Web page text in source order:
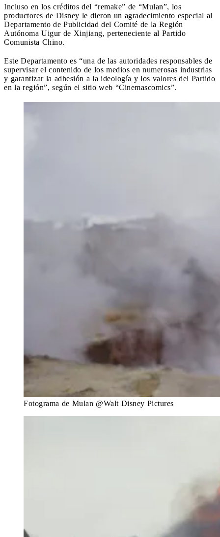
Incluso en los créditos del “remake” de “Mulan”, los
productores de Disney le dieron un agradecimiento especial al
Departamento de Publicidad del Comité de la Región
Autónoma Uigur de Xinjiang, perteneciente al Partido
Comunista Chino.
Este Departamento es “una de las autoridades responsables de
supervisar el contenido de los medios en numerosas industrias
y garantizar la adhesión a la ideología y los valores del Partido
en la región”, según el sitio web “Cinemascomics”.
Fotograma de Mulan @Walt Disney Pictures